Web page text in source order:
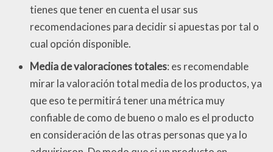
tienes que tener en cuenta el usar sus
recomendaciones para decidir si apuestas por tal o
cual opción disponible.
Media de valoraciones totales: es recomendable
mirar la valoración total media de los productos, ya
que eso te permitirá tener una métrica muy
confiable de como de bueno o malo es el producto
en consideración de las otras personas que ya lo